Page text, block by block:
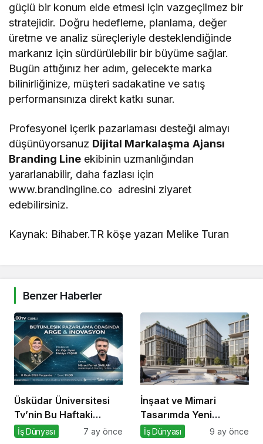
güçlü bir konum elde etmesi için vazgeçilmez bir
stratejidir. Doğru hedefleme, planlama, değer
üretme ve analiz süreçleriyle desteklendiğinde
markanız için sürdürülebilir bir büyüme sağlar.
Bugün attığınız her adım, gelecekte marka
bilinirliğinize, müşteri sadakatine ve satış
performansınıza direkt katkı sunar.
Profesyonel içerik pazarlaması desteği almayı
düşünüyorsanuz Dijital Markalaşma Ajansı
Branding Line ekibinin uzmanlığından
yararlanabilir, daha fazlası için
www.brandingline.co adresini ziyaret
edebilirsiniz.
Kaynak: Bihaber.TR köşe yazarı Melike Turan
Benzer Haberler
Üsküdar Üniversitesi
Tv’nin Bu Haftaki
Konuğu Mürsel Ferhat
İş Dünyası 7 ay önce
İnşaat ve Mimari
Tasarımda Yeni
Standartlar Belirliyor
İş Dünyası 9 ay önce